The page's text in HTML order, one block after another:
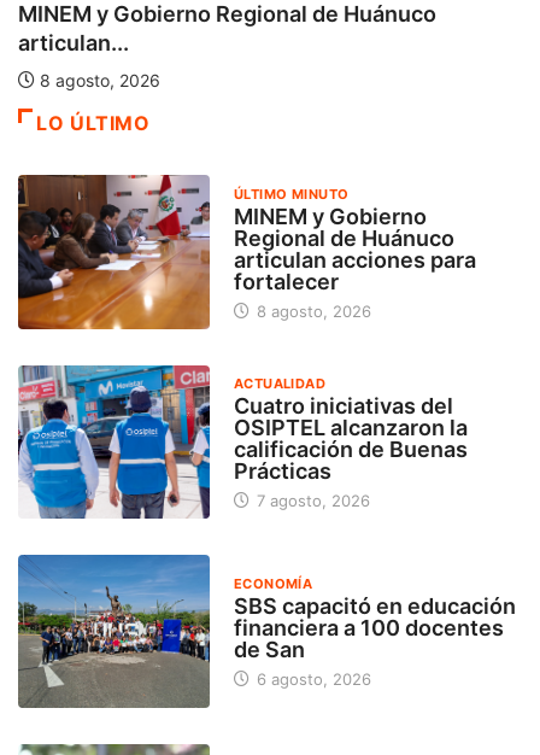
Cuatro iniciativas del OSIPTEL
LO ÚLTIMO
ÚLTIMO MINUTO
MINEM y Gobierno
Regional de Huánuco
articulan acciones para
fortalecer
8 agosto, 2026
ACTUALIDAD
Cuatro iniciativas del
OSIPTEL alcanzaron la
calificación de Buenas
Prácticas
7 agosto, 2026
ECONOMÍA
SBS capacitó en educación
financiera a 100 docentes
de San
6 agosto, 2026